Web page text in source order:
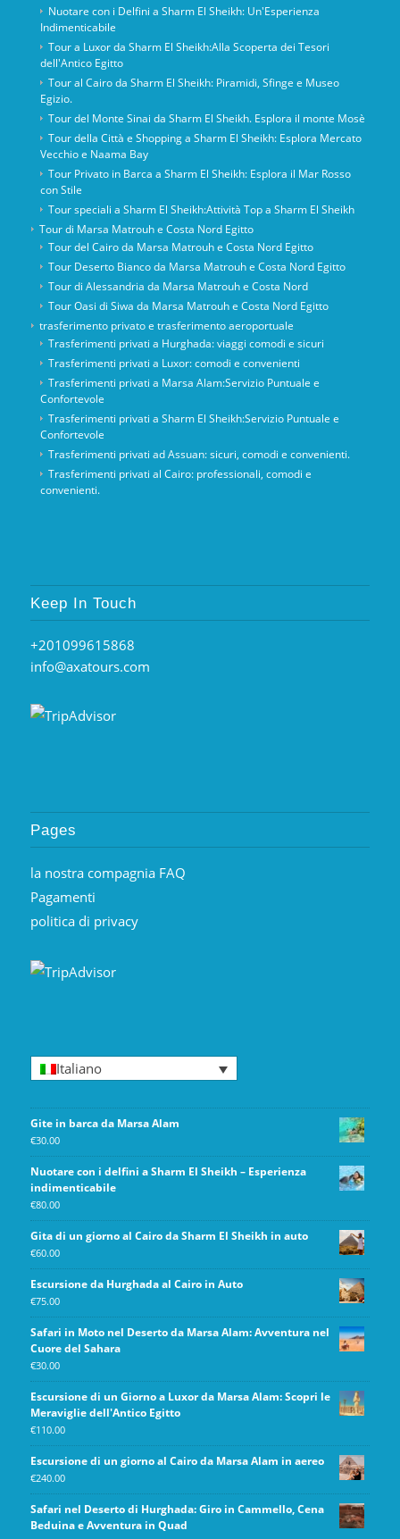
Nuotare con i Delfini a Sharm El Sheikh: Un'Esperienza
Indimenticabile
Tour a Luxor da Sharm El Sheikh:Alla Scoperta dei Tesori
dell'Antico Egitto
Tour al Cairo da Sharm El Sheikh: Piramidi, Sfinge e Museo
Egizio.
Tour del Monte Sinai da Sharm El Sheikh. Esplora il monte Mosè
Tour della Città e Shopping a Sharm El Sheikh: Esplora Mercato
Vecchio e Naama Bay
Tour Privato in Barca a Sharm El Sheikh: Esplora il Mar Rosso
con Stile
Tour speciali a Sharm El Sheikh:Attività Top a Sharm El Sheikh
Tour di Marsa Matrouh e Costa Nord Egitto
Tour del Cairo da Marsa Matrouh e Costa Nord Egitto
Tour Deserto Bianco da Marsa Matrouh e Costa Nord Egitto
Tour di Alessandria da Marsa Matrouh e Costa Nord
Tour Oasi di Siwa da Marsa Matrouh e Costa Nord Egitto
trasferimento privato e trasferimento aeroportuale
Trasferimenti privati ​​a Hurghada: viaggi comodi e sicuri
Trasferimenti privati ​​a Luxor: comodi e convenienti
Trasferimenti privati ​​a Marsa Alam:Servizio Puntuale e
Confortevole
Trasferimenti privati ​​a Sharm El Sheikh:Servizio Puntuale e
Confortevole
Trasferimenti privati ​​ad Assuan: sicuri, comodi e convenienti.
Trasferimenti privati ​​al Cairo: professionali, comodi e
convenienti.
Keep In Touch
+201099615868
info@axatours.com
Pages
la nostra compagnia FAQ
Pagamenti
politica di privacy
Italiano
Gite in barca da Marsa Alam
€30.00
Nuotare con i delfini a Sharm El Sheikh – Esperienza
indimenticabile
€80.00
Gita di un giorno al Cairo da Sharm El Sheikh in auto
€60.00
Escursione da Hurghada al Cairo in Auto
€75.00
Safari in Moto nel Deserto da Marsa Alam: Avventura nel
Cuore del Sahara
€30.00
Escursione di un Giorno a Luxor da Marsa Alam: Scopri le
Meraviglie dell'Antico Egitto
€110.00
Escursione di un giorno al Cairo da Marsa Alam in aereo
€240.00
Safari nel Deserto di Hurghada: Giro in Cammello, Cena
Beduina e Avventura in Quad